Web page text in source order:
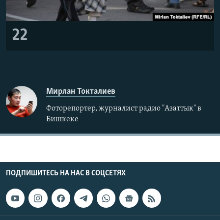
22
Мирлан Токталиев
Фоторепортер, журналист радио "Азаттык" в
Бишкеке
ПОДПИШИТЕСЬ НА НАС В СОЦСЕТЯХ